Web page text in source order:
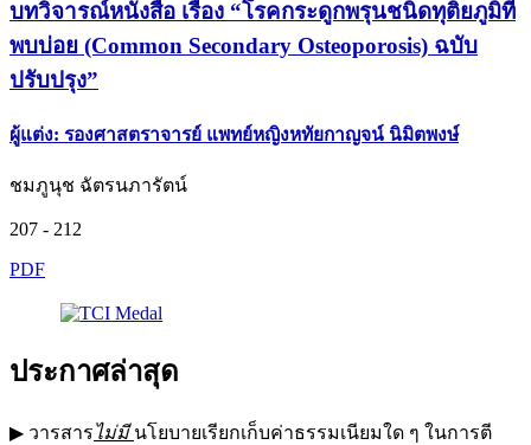
บทวิจารณ์หนังสือ เรื่อง “โรคกระดูกพรุนชนิดทุติยภูมิที่
พบบ่อย (Common Secondary Osteoporosis) ฉบับ
ปรับปรุง”
ผู้แต่ง: รองศาสตราจารย์ แพทย์หญิงหทัยกาญจน์ นิมิตพงษ์
ชมภูนุช ฉัตรนภารัตน์
207 - 212
PDF
ประกาศล่าสุด
▶ วารสารไม่มีนโยบายเรียกเก็บค่าธรรมเนียมใด ๆ ในการตี